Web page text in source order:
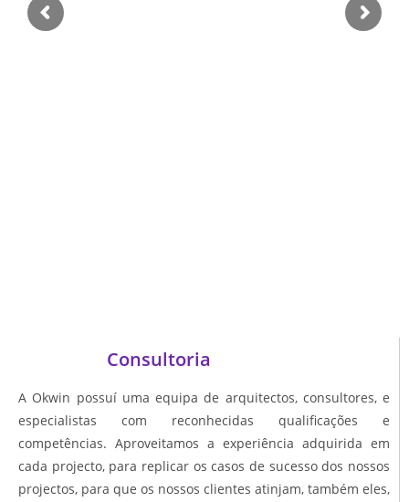
Consultoria
A Okwin possuí uma equipa de arquitectos, consultores, e
especialistas com reconhecidas qualificações e
competências. Aproveitamos a experiência adquirida em
cada projecto, para replicar os casos de sucesso dos nossos
projectos, para que os nossos clientes atinjam, também eles,